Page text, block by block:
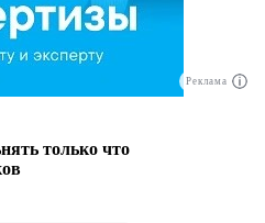
Реклама
только что